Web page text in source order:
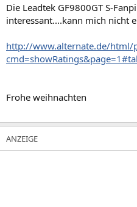
Die Leadtek GF9800GT S-
interessant....kann mich nicht
http://www.alternate.de/html/
Frohe weihnachten